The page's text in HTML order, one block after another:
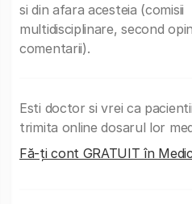
si din afara acesteia (comisii
multidisciplinare, second
comentarii).
Esti doctor si vrei ca
trimita online dosarul lor
Fă-ți cont GRATUIT în